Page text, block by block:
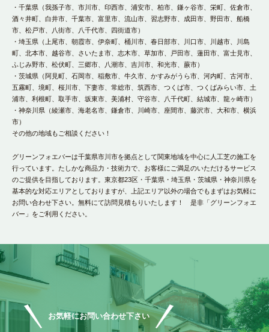
・千葉県（我孫子市、市川市、印西市、浦安市、柏市、鎌ヶ谷市、栄町、佐倉市、
酒々井町、白井市、千葉市、富里市、流山市、習志野市、成田市、野田市、船橋
市、松戸市、八街市、八千代市、四街道市）
・埼玉県（上尾市、朝霞市、伊奈町、桶川市、春日部市、川口市、川越市、川島
町、北本市、越谷市、さいたま市、志木市、草加市、戸田市、蓮田市、富士見市、
ふじみ野市、松伏町、三郷市、八潮市、吉川市、和光市、蕨市）
・茨城県（阿見町、石岡市、稲敷市、牛久市、かすみがうら市、河内町、古河市、
五霧町、境町、桜川市、下妻市、常総市、筑西市、つくば市、つくばみらい市、土
浦市、利根町、取手市、坂東市、美浦村、守谷市、八千代町、結城市、龍ヶ崎市）
・神奈川県（綾瀬市、海老名市、鎌倉市、川崎市、座間市、藤沢市、大和市、横浜
市）
その他の地域もご相談ください！
グリーンフォエバーは千葉県市川市を拠点として関東地域を中心に人工芝の施工を
行っています。たしかな商品力・技術力で、お客様にご満足のいただけるサービス
のご提供を目指しております。東京都23区・千葉県・埼玉県・茨城県・神奈川県を
基本的な対応エリアとしておりますが、上記エリア以外の場合でもまずはお気軽に
お問い合わせ下さい。無料にて訪問見積もりいたします！ 是非「グリーンフォエ
バー」をご利用ください。
お気軽にお問い合わせ下さい